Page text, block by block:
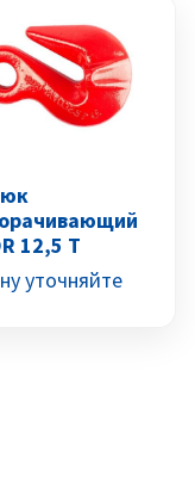
12,5 Т
уточняйте